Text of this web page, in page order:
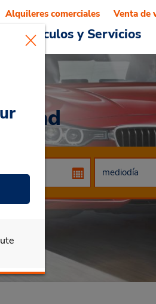
Vehículos y Servicios
Alquileres comerciales Venta de